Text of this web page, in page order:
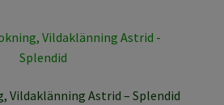
Vildaklänning Astrid – Splendid